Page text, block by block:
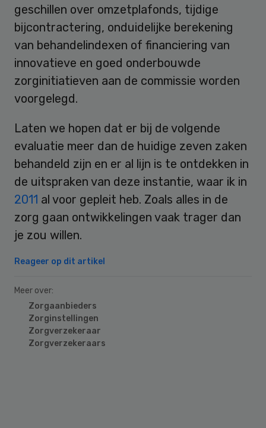
geschillen over omzetplafonds, tijdige
bijcontractering, onduidelijke berekening
van behandelindexen of financiering van
innovatieve en goed onderbouwde
zorginitiatieven aan de commissie worden
voorgelegd.
Laten we hopen dat er bij de volgende
evaluatie meer dan de huidige zeven zaken
behandeld zijn en er al lijn is te ontdekken in
de uitspraken van deze instantie, waar ik in
2011 al voor gepleit heb. Zoals alles in de
zorg gaan ontwikkelingen vaak trager dan
je zou willen.
Reageer op dit artikel
Meer over:
Zorgaanbieders
Zorginstellingen
Zorgverzekeraar
Zorgverzekeraars